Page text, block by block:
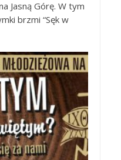
Jasną Górę. W tym
brzmi “Sęk w